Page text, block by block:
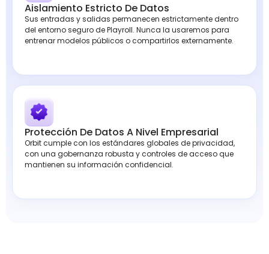
Aislamiento Estricto De Datos
Sus entradas y salidas permanecen estrictamente dentro
del entorno seguro de Playroll. Nunca la usaremos para
entrenar modelos públicos o compartirlos externamente.
Protección De Datos A Nivel Empresarial
Orbit cumple con los estándares globales de privacidad,
con una gobernanza robusta y controles de acceso que
mantienen su información confidencial.